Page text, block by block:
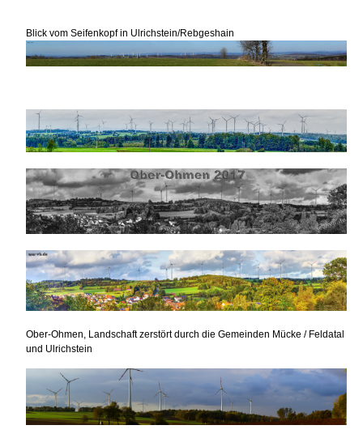
Blick vom Seifenkopf in Ulrichstein/Rebgeshain
Ober-Ohmen, Landschaft zerstört durch die Gemeinden Mücke / Feldatal
und Ulrichstein